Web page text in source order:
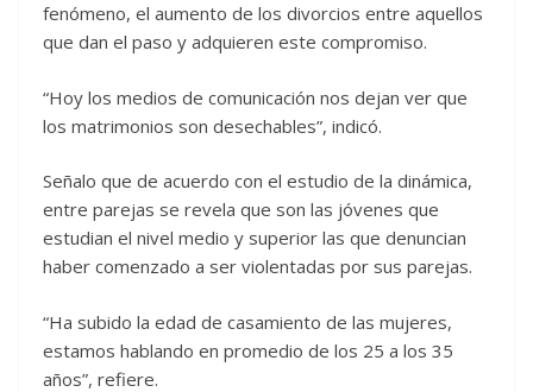
fenómeno, el aumento de los divorcios entre aquellos
que dan el paso y adquieren este compromiso.
“Hoy los medios de comunicación nos dejan ver que
los matrimonios son desechables”, indicó.
Señalo que de acuerdo con el estudio de la dinámica,
entre parejas se revela que son las jóvenes que
estudian el nivel medio y superior las que denuncian
haber comenzado a ser violentadas por sus parejas.
“Ha subido la edad de casamiento de las mujeres,
estamos hablando en promedio de los 25 a los 35
años”, refiere.